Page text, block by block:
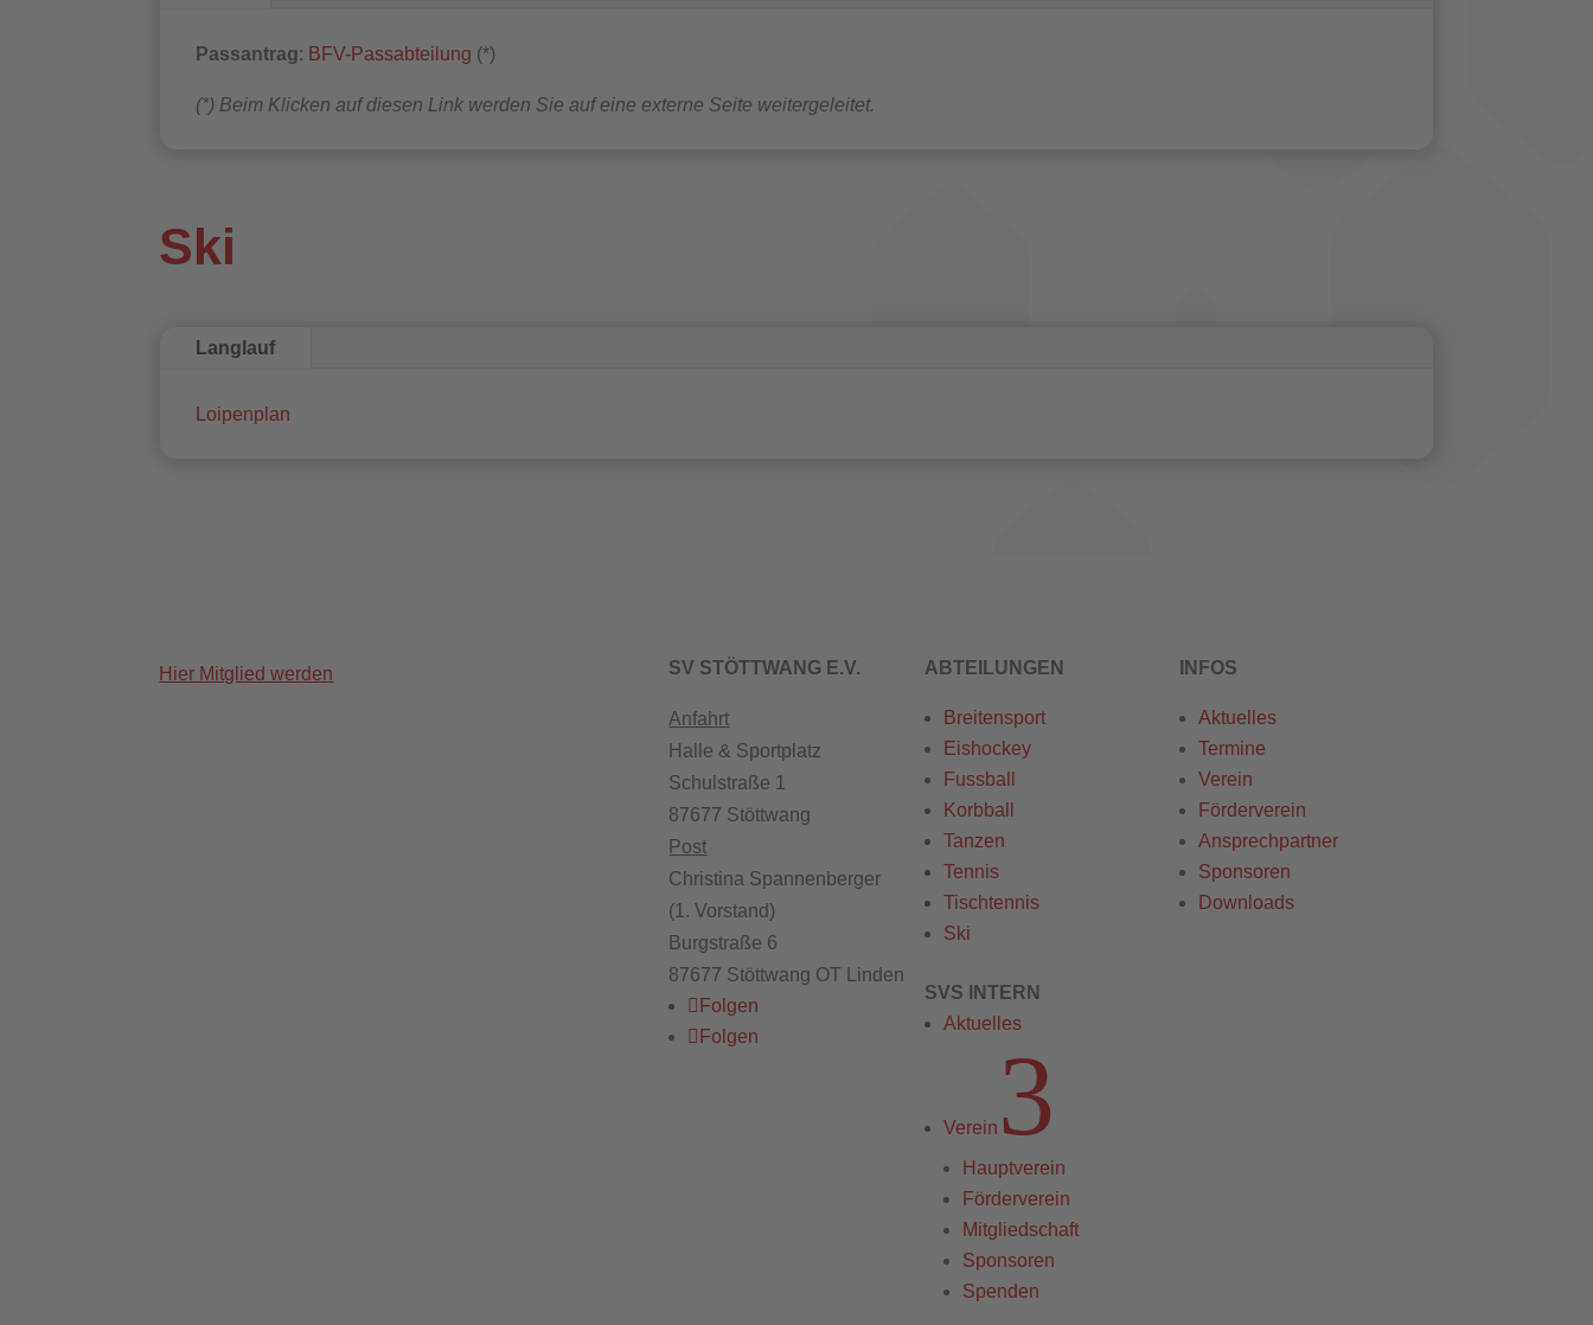
Passantrag: BFV-Passabteilung (*)
(*) Beim Klicken auf diesen Link werden Sie auf eine externe Seite weitergeleitet.
Ski
Langlauf
Loipenplan
Hier Mitglied werden SV STÖTTWANG E.V.
Anfahrt
Halle & Sportplatz
Schulstraße 1
87677 Stöttwang
Post
Christina Spannenberger
(1. Vorstand)
Burgstraße 6
87677 Stöttwang OT Linden
Folgen
Folgen
ABTEILUNGEN
Breitensport
Eishockey
Fussball
Korbball
Tanzen
Tennis
Tischtennis
Ski
SVS INTERN
Aktuelles
Verein 3
Hauptverein
Förderverein
Mitgliedschaft
Sponsoren
Spenden
INFOS
Aktuelles
Termine
Verein
Förderverein
Ansprechpartner
Sponsoren
Downloads